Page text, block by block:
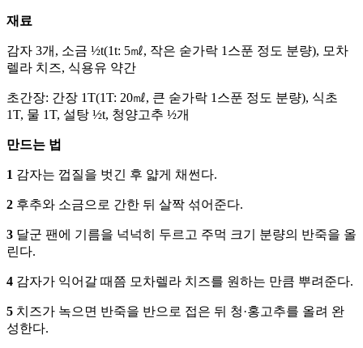
재료
감자 3개, 소금 ½t(1t: 5㎖, 작은 숟가락 1스푼 정도 분량), 모차
렐라 치즈, 식용유 약간
초간장: 간장 1T(1T: 20㎖, 큰 숟가락 1스푼 정도 분량), 식초
1T, 물 1T, 설탕 ½t, 청양고추 ½개
만드는 법
1 감자는 껍질을 벗긴 후 얇게 채썬다.
2 후추와 소금으로 간한 뒤 살짝 섞어준다.
3 달군 팬에 기름을 넉넉히 두르고 주먹 크기 분량의 반죽을 올
린다.
4 감자가 익어갈 때쯤 모차렐라 치즈를 원하는 만큼 뿌려준다.
5 치즈가 녹으면 반죽을 반으로 접은 뒤 청·홍고추를 올려 완
성한다.